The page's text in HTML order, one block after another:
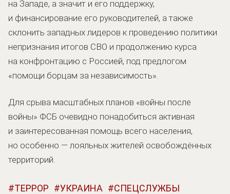
на Западе, а значит и его поддержку,
и финансирование его руководителей, а также
склонить западных лидеров к проведению политики
непризнания итогов СВО и продолжению курса
на конфронтацию с Россией, под предлогом
«помощи борцам за независимость».
Для срыва масштабных планов «войны после
войны» ФСБ очевидно понадобиться активная
и заинтересованная помощь всего населения,
но особенно — лояльных жителей освобождённых
территорий.
ТЕРРОР УКРАИНА
СПЕЦСЛУЖБЫ